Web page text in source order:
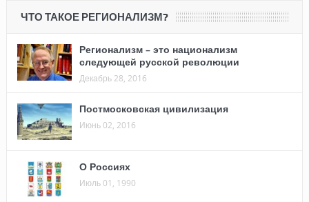
ЧТО ТАКОЕ РЕГИОНАЛИЗМ?
Регионализм – это национализм
следующей русской революции
Декабрь 28, 2016
Постмосковская цивилизация
Июнь 02, 2016
О Россиях
Июль 01, 1990